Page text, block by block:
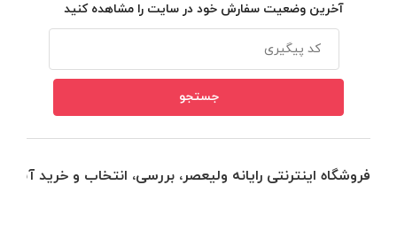
آخرین وضعیت سفارش خود در سایت را مشاهده کنید
فروشگاه اینترنتی رایانه ولیعصر، بررسی، انتخاب و خرید